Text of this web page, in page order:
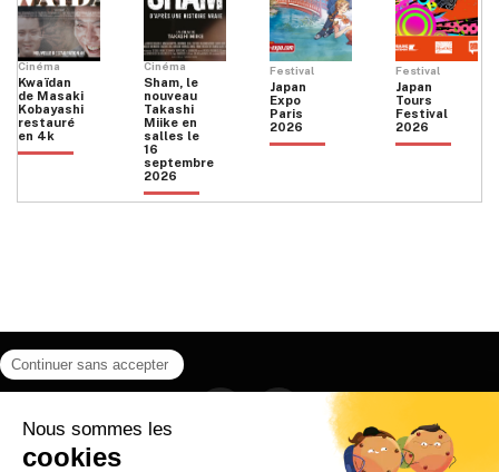
Cinéma
Kwaïdan
de Masaki
Kobayashi
restauré
en 4k
Cinéma
Sham, le
nouveau
Takashi
Miike en
salles le
16
septembre
2026
Festival
Japan
Expo
Paris
2026
Festival
Japan
Tours
Festival
2026
Instagram